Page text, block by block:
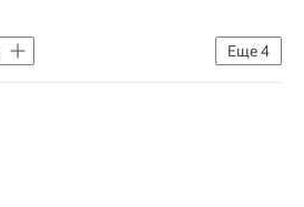
Еще4
Министерство экономического развития РФ (Минэкономразвития России)